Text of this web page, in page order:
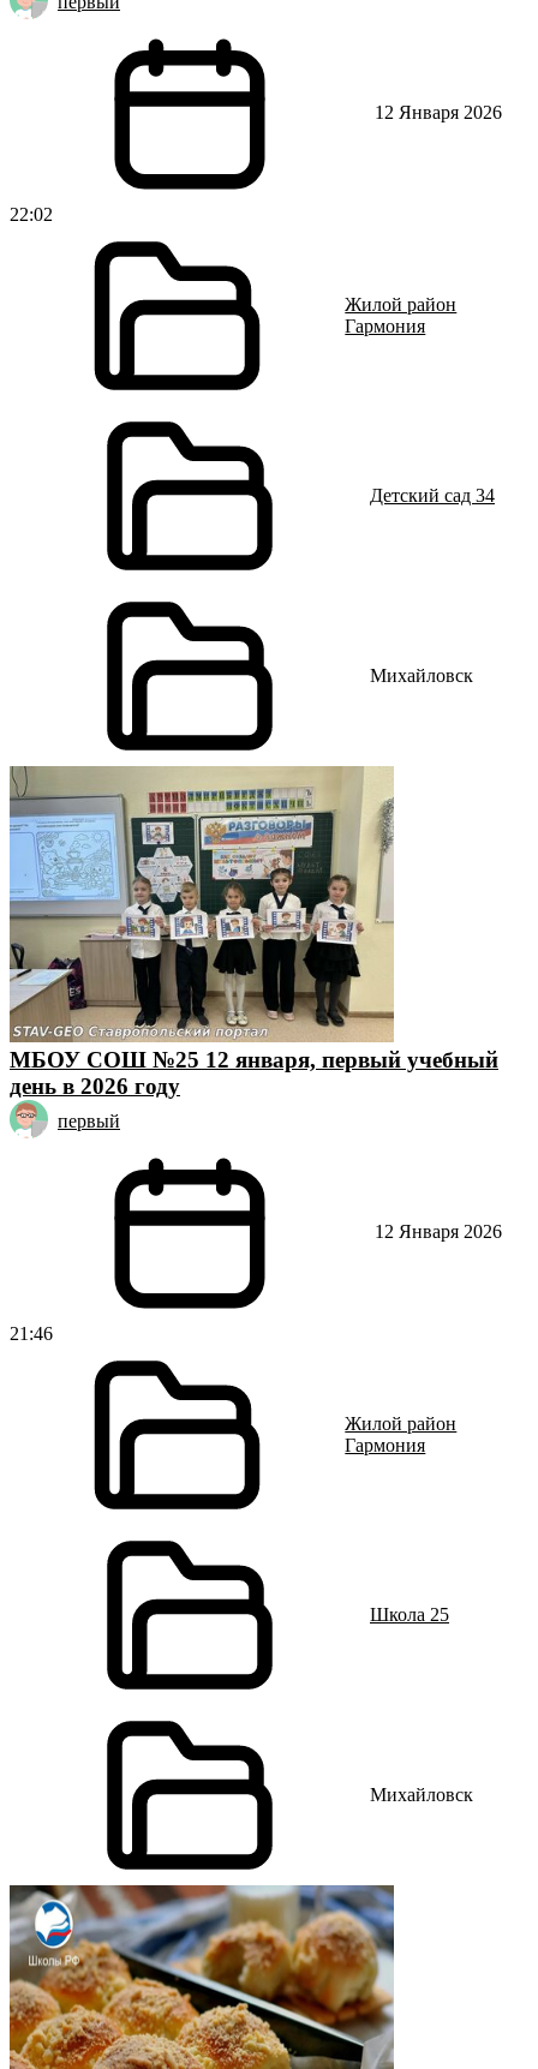
12 Января 2026
22:02
Жилой район
Гармония
Детский сад 34
Михайловск
МБОУ СОШ №25 12 января, первый учебный
день в 2026 году
первый
12 Января 2026
21:46
Жилой район
Гармония
Школа 25
Михайловск